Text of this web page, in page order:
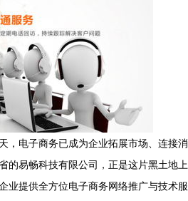
，电子商务已成为企业拓展市场、连接消
的易畅科技有限公司，正是这片黑土地上
业提供全方位电子商务网络推广与技术服